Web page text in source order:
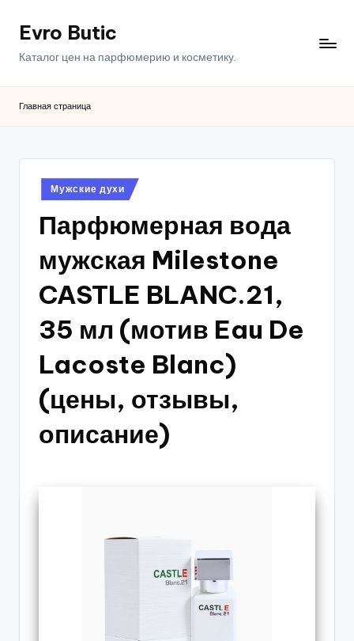
ПерейтиEvro Butic
Каталог цен на парфюмерию и косметику.
Главная страница
Опубликовано
в
Мужские духи
Парфюмерная вода
мужская Milestone
CASTLE BLANC.21,
35 мл (мотив Eau De
Lacoste Blanc)
(цены, отзывы,
описание)